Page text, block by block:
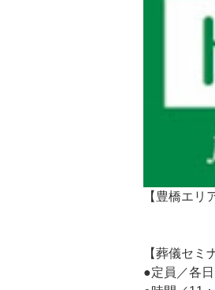
【豊橋エ
【葬儀セミ
●定員／各